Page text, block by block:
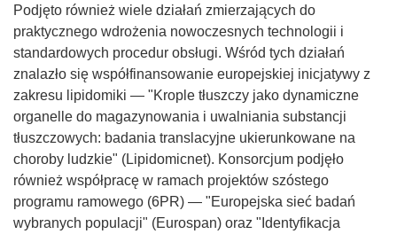
o
w
y
m
o
k
n
e
)
Podjęto również wiele działań zmierzających do
praktycznego wdrożenia nowoczesnych technologii i
standardowych procedur obsługi. Wśród tych działań
znalazło się współfinansowanie europejskiej inicjatywy z
zakresu lipidomiki — "Krople tłuszczy jako dynamiczne
organelle do magazynowania i uwalniania substancji
tłuszczowych: badania translacyjne ukierunkowane na
choroby ludzkie" (Lipidomicnet). Konsorcjum podjęło
również współpracę w ramach projektów szóstego
programu ramowego (6PR) — "Europejska sieć badań
wybranych populacji" (Eurospan) oraz "Identyfikacja